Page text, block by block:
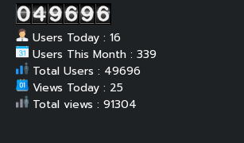
Users Today : 16
Users This Month : 339
Total Users : 49696
Views Today : 25
Total views : 91304